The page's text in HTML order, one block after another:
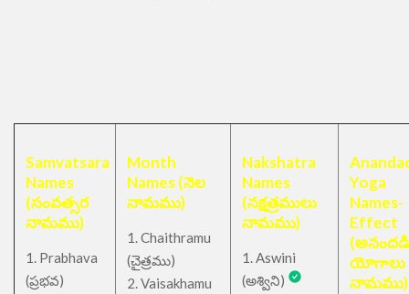
Samvatsara
Names
(సంవత్సర
నామము)
1. Prabhava
(ప్రభవ)
Month
Names (నెల
నామము)
1. Chaithramu
(చైత్రము)
2. Vaisakhamu
Nakshatra
Names
(నక్షత్రములు
నామము)
1. Aswini
(అశ్విని)
Yoga
Names-
Effect
(అనందడి
యోగాలు
నామము)